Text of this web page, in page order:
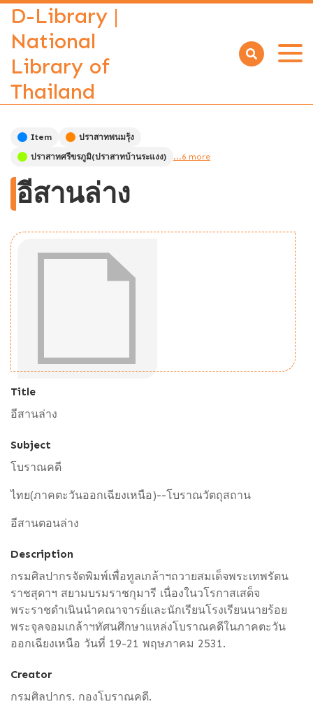
D-Library |
National
Library of
Thailand
Open
Item
ปราสาทพนมรุ้ง
ปราสาทศรีขรภูมิ(ปราสาทบ้านระแงง)
...6 more
อีสานล่าง
Title
อีสานล่าง
Subject
โบราณคดี
ไทย(ภาคตะวันออกเฉียงเหนือ)--โบราณวัตถุสถาน
อีสานตอนล่าง
Description
กรมศิลปากรจัดพิมพ์เพื่อทูลเกล้าฯถวายสมเด็จพระเทพรัตน
ราชสุดาฯ สยามบรมราชกุมารี เนื่องในวโรกาสเสด็จ
พระราชดำเนินนำคณาจารย์และนักเรียนโรงเรียนนายร้อย
พระจุลจอมเกล้าฯทัศนศึกษาแหล่งโบราณคดีในภาคตะวัน
ออกเฉียงเหนือ วันที่ 19-21 พฤษภาคม 2531.
Creator
กรมศิลปากร. กองโบราณคดี.